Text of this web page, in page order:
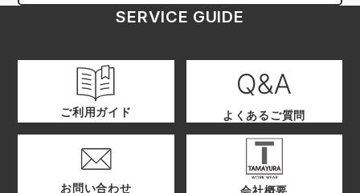
SERVICE GUIDE
ご利用ガイド よくあるご質問
お問い合わせ